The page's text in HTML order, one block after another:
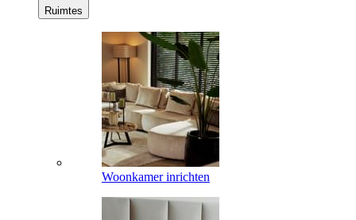
Ruimtes
Woonkamer inrichten